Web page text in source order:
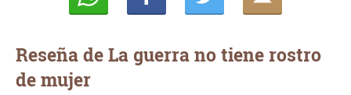
Reseña de La guerra no tiene rostro
de mujer